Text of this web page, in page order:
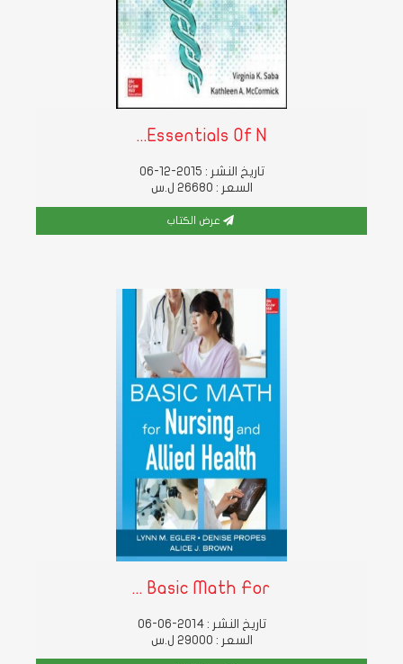
Essentials Of N...
تاريخ النشر : 2015-12-06
السعر : 26680 ل.س
عرض الكتاب
Basic Math For ...
تاريخ النشر : 2014-06-06
السعر : 29000 ل.س